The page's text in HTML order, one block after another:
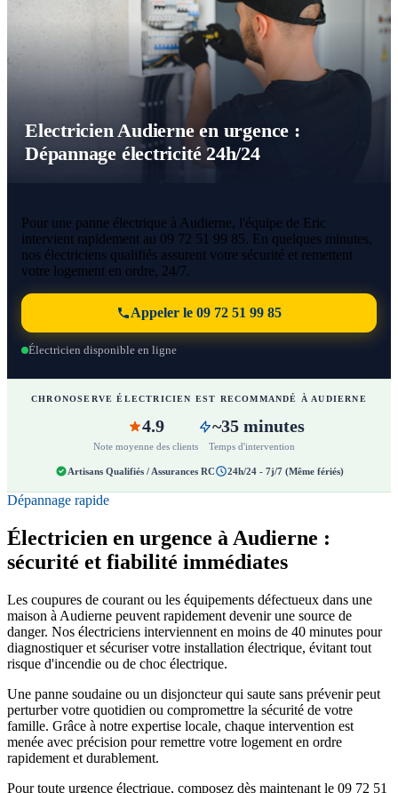
Electricien Audierne en urgence :
Dépannage électricité 24h/24
Pour une panne électrique à Audierne, l'équipe de Eric
intervient rapidement au 09 72 51 99 85. En quelques minutes,
nos électriciens qualifiés assurent votre sécurité et remettent
votre logement en ordre, 24/7.
Appeler le 09 72 51 99 85
Électricien disponible en ligne
CHRONOSERVE ÉLECTRICIEN EST RECOMMANDÉ À AUDIERNE
4.9
Note moyenne des clients
~35 minutes
Temps d'intervention
Artisans Qualifiés / Assurances RC 24h/24 - 7j/7 (Même fériés)
Dépannage rapide
Électricien en urgence à Audierne :
sécurité et fiabilité immédiates
Les coupures de courant ou les équipements défectueux dans une
maison à Audierne peuvent rapidement devenir une source de
danger. Nos électriciens interviennent en moins de 40 minutes pour
diagnostiquer et sécuriser votre installation électrique, évitant tout
risque d'incendie ou de choc électrique.
Une panne soudaine ou un disjoncteur qui saute sans prévenir peut
perturber votre quotidien ou compromettre la sécurité de votre
famille. Grâce à notre expertise locale, chaque intervention est
menée avec précision pour remettre votre logement en ordre
rapidement et durablement.
Pour toute urgence électrique, composez dès maintenant le 09 72 51